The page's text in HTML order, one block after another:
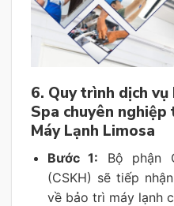
6. Quy trình dịch
Spa chuyên
Máy Lạnh Limosa
Bước 1: Bộ phận
(CSKH) sẽ tiếp
về bảo trì máy lạnh